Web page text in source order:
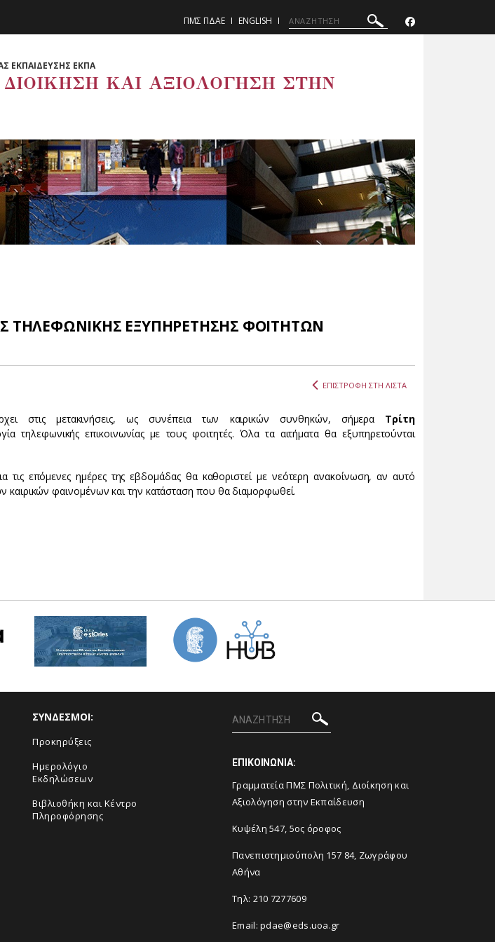
ΠΜΣ ΠΔΑΕ ENGLISH
ΕΚΠΑΙΔΕΥΣΗΣ ΕΚΠΑ
ΚΑΙ ΑΞΙΟΛΟΓΗΣΗ ΣΤΗΝ
ΤΗΛΕΦΩΝΙΚΗΣ ΕΞΥΠΗΡΕΤΗΣΗΣ ΦΟΙΤΗΤΩΝ
ΕΠΙΣΤΡΟΦΗ ΣΤΗ ΛΙΣΤΑ
στις μετακινήσεις, ως συνέπεια των καιρικών συνθηκών, σήμερα Τρίτη
τηλεφωνικής επικοινωνίας με τους φοιτητές. Όλα τα αιτήματα θα εξυπηρετούνται
τις επόμενες ημέρες της εβδομάδας θα καθοριστεί με νεότερη ανακοίνωση, αν αυτό
καιρικών φαινομένων και την κατάσταση που θα διαμορφωθεί.
ΣΥΝΔΕΣΜΟΙ:
Προκηρύξεις
Ημερολόγιο
Εκδηλώσεων
Βιβλιοθήκη και Κέντρο
Πληροφόρησης
ΕΠΙΚΟΙΝΩΝΙΑ:
Γραμματεία ΠΜΣ Πολιτική, Διοίκηση και
Αξιολόγηση στην Εκπαίδευση
Κυψέλη 547, 5ος όροφος
Πανεπιστημιούπολη 157 84, Ζωγράφου
Αθήνα
Τηλ: 210 7277609
Email:pdae@eds.uoa.gr